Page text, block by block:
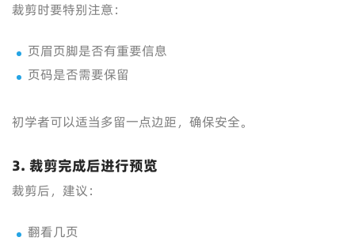
裁剪时要特别注意：
页眉页脚是否有重要信息
页码是否需要保留
初学者可以适当多留一点边距，确保安全。
3. 裁剪完成后进行预览
裁剪后，建议：
翻看几页